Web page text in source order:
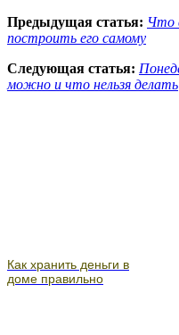
Предыдущая статья: Что
построить его самому
Следующая статья:
можно и что нельзя делать
Как хранить деньги в
доме правильно